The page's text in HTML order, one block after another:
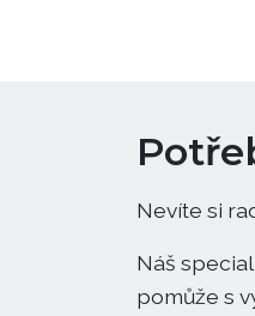
Nevíte si
Náš
pomůže s